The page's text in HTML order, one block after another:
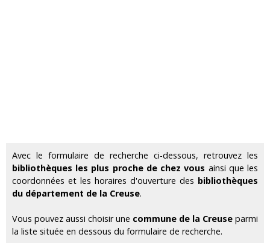
Avec le formulaire de recherche ci-dessous, retrouvez les
bibliothèques les plus proche de chez vous ainsi que les
coordonnées et les horaires d'ouverture des bibliothèques
du département de la Creuse.
Vous pouvez aussi choisir une commune de la Creuse parmi
la liste située en dessous du formulaire de recherche.